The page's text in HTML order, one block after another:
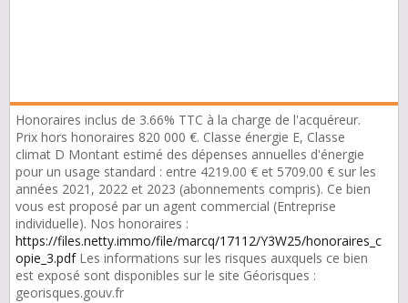
Honoraires inclus de 3.66% TTC à la charge de l'acquéreur.
Prix hors honoraires 820 000 €. Classe énergie E, Classe
climat D Montant estimé des dépenses annuelles d'énergie
pour un usage standard : entre 4219.00 € et 5709.00 € sur les
années 2021, 2022 et 2023 (abonnements compris). Ce bien
vous est proposé par un agent commercial (Entreprise
individuelle). Nos honoraires :
https://files.netty.immo/file/marcq/17112/Y3W25/honoraires_c
opie_3.pdfLes informations sur les risques auxquels ce bien
est exposé sont disponibles sur le site Géorisques :
georisques.gouv.fr